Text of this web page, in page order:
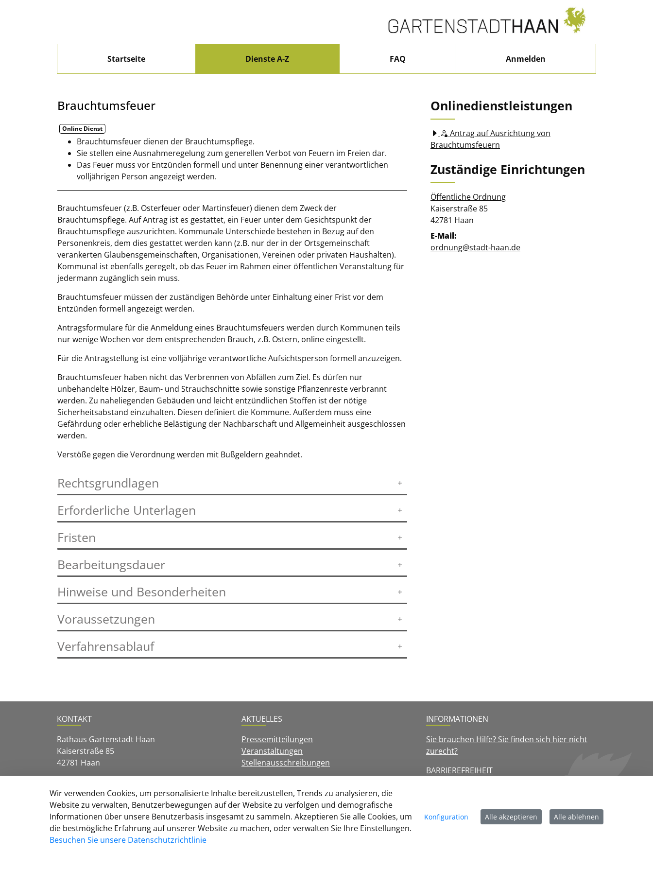
Startseite Dienste A-Z FAQ Anmelden
Brauchtumsfeuer
Online Dienst
Kurzbeschreibung
Brauchtumsfeuer dienen der Brauchtumspflege.
Sie stellen eine Ausnahmeregelung zum generellen Verbot von Feuern im Freien dar.
Das Feuer muss vor Entzünden formell und unter Benennung einer verantwortlichen
volljährigen Person angezeigt werden.
Beschreibung
Brauchtumsfeuer (z.B. Osterfeuer oder Martinsfeuer) dienen dem Zweck der
Brauchtumspflege. Auf Antrag ist es gestattet, ein Feuer unter dem Gesichtspunkt der
Brauchtumspflege auszurichten. Kommunale Unterschiede bestehen in Bezug auf den
Personenkreis, dem dies gestattet werden kann (z.B. nur der in der Ortsgemeinschaft
verankerten Glaubensgemeinschaften, Organisationen, Vereinen oder privaten Haushalten).
Kommunal ist ebenfalls geregelt, ob das Feuer im Rahmen einer öffentlichen Veranstaltung für
jedermann zugänglich sein muss.
Brauchtumsfeuer müssen der zuständigen Behörde unter Einhaltung einer Frist vor dem
Entzünden formell angezeigt werden.
Antragsformulare für die Anmeldung eines Brauchtumsfeuers werden durch Kommunen teils
nur wenige Wochen vor dem entsprechenden Brauch, z.B. Ostern, online eingestellt.
Für die Antragstellung ist eine volljährige verantwortliche Aufsichtsperson formell anzuzeigen.
Brauchtumsfeuer haben nicht das Verbrennen von Abfällen zum Ziel. Es dürfen nur
unbehandelte Hölzer, Baum- und Strauchschnitte sowie sonstige Pflanzenreste verbrannt
werden. Zu naheliegenden Gebäuden und leicht entzündlichen Stoffen ist der nötige
Sicherheitsabstand einzuhalten. Diesen definiert die Kommune. Außerdem muss eine
Gefährdung oder erhebliche Belästigung der Nachbarschaft und Allgemeinheit ausgeschlossen
werden.
Verstöße gegen die Verordnung werden mit Bußgeldern geahndet.
Rechtsgrundlagen
Erforderliche Unterlagen
Fristen
Bearbeitungsdauer
Hinweise und Besonderheiten
Voraussetzungen
Verfahrensablauf
Onlinedienstleistungen
Antrag auf Ausrichtung von
Brauchtumsfeuern
Zuständige Einrichtungen
Öffentliche Ordnung
Straße:
KaiserstraßeHausnummer:
85
PLZ:
42781 Ort:
Haan
E-Mail:
ordnung@stadt-haan.de
KONTAKT
Rathaus Gartenstadt Haan
Kaiserstraße 85
42781 Haan
E-Mail:post@stadt-haan.de
Zur Seite der Stadt Haan
AKTUELLES
Pressemitteilungen
Veranstaltungen
Stellenausschreibungen
INFORMATIONEN
Sie brauchen Hilfe? Sie finden sich hier nicht
zurecht?
BARRIEREFREIHEIT
Wir verwenden Cookies, um personalisierte Inhalte bereitzustellen, Trends zu analysieren, die
Website zu verwalten, Benutzerbewegungen auf der Website zu verfolgen und demografische
Informationen über unsere Benutzerbasis insgesamt zu sammeln. Akzeptieren Sie alle Cookies, um
die bestmögliche Erfahrung auf unserer Website zu machen, oder verwalten Sie Ihre Einstellungen.
Besuchen Sie unsere Datenschutzrichtlinie
Konfiguration Alle akzeptieren Alle ablehnen